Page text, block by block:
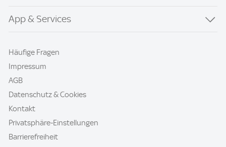
App & Services
Häufige Fragen
Impressum
AGB
Datenschutz & Cookies
Kontakt
Privatsphäre-Einstellungen
Barrierefreiheit